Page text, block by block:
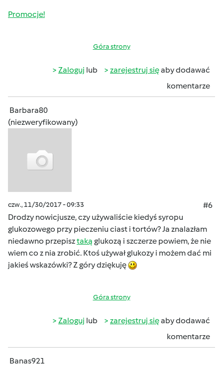
Promocje!
Góra strony
Zaloguj lub zarejestruj sięaby dodawać
komentarze
Barbara80
(niezweryfikowany)
czw., 11/30/2017 - 09:33
#6
Drodzy nowicjusze, czy używaliście kiedyś syropu
glukozowego przy pieczeniu ciast i tortów? Ja znalazłam
niedawno przepisztaką glukozą i szczerze powiem, że nie
wiem co z nia zrobić. Ktoś używał glukozy i możem dać mi
jakieś wskazówki? Z góry dziękuję
Góra strony
Zaloguj lub zarejestruj sięaby dodawać
komentarze
Banas921